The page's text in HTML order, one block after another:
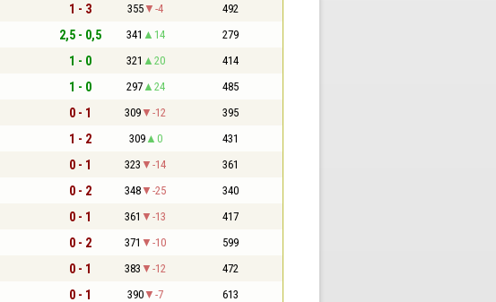
1 - 3 355 -4 492
2,5 - 0,5 341 14 279
1 - 0 321 20 414
1 - 0 297 24 485
0 - 1 309 -12 395
1 - 2 309 0 431
0 - 1 323 -14 361
0 - 2 348 -25 340
0 - 1 361 -13 417
0 - 2 371 -10 599
0 - 1 383 -12 472
0 - 1 390 -7 613